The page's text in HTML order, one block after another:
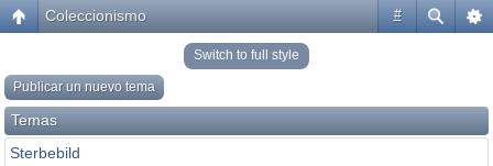
#
Coleccionismo
Switch to full style
Publicar un nuevo tema
Temas
Sterbebild